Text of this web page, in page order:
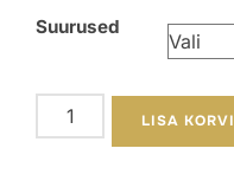
Suurused
Helehallid
villased
LISA KORVI